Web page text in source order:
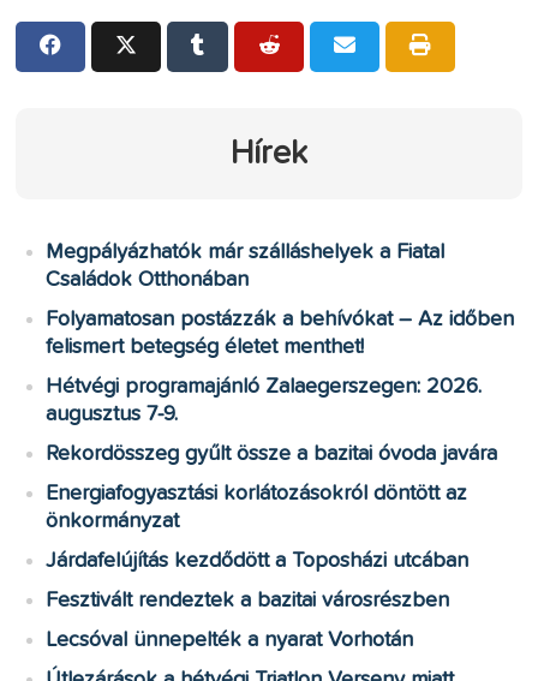
Hírek
Megpályázhatók már szálláshelyek a Fiatal
Családok Otthonában
Folyamatosan postázzák a behívókat – Az időben
felismert betegség életet menthet!
Hétvégi programajánló Zalaegerszegen: 2026.
augusztus 7-9.
Rekordösszeg gyűlt össze a bazitai óvoda javára
Energiafogyasztási korlátozásokról döntött az
önkormányzat
Járdafelújítás kezdődött a Toposházi utcában
Fesztivált rendeztek a bazitai városrészben
Lecsóval ünnepelték a nyarat Vorhotán